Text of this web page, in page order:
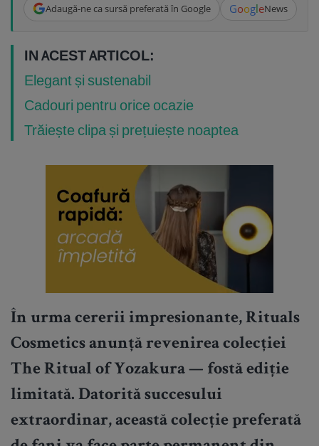
Adaugă-ne ca sursă preferată în Google GoogleNews
IN ACEST ARTICOL:
Elegant și sustenabil
Cadouri pentru orice ocazie
Trăiește clipa și prețuiește noaptea
În urma cererii impresionante, Rituals
Cosmetics anunță revenirea colecției
The Ritual of Yozakura — fostă ediție
limitată. Datorită succesului
extraordinar, această colecție preferată